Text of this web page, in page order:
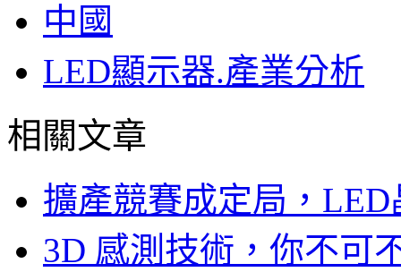
中國
LED顯示器.產業分析
相關文章
擴產競賽成定局，
3D 感測技術，你不可